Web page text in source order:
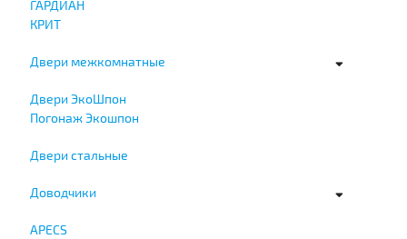
ГАРДИАН
КРИТ
Двери межкомнатные
Двери ЭкоШпон
Погонаж Экошпон
Двери стальные
Доводчики
APECS